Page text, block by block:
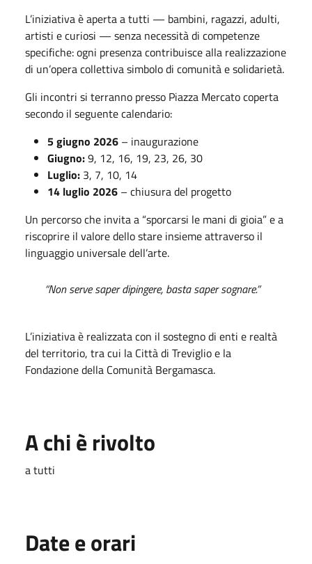
L’iniziativa è aperta a tutti — bambini, ragazzi, adulti,
artisti e curiosi — senza necessità di competenze
specifiche: ogni presenza contribuisce alla realizzazione
di un’opera collettiva simbolo di comunità e solidarietà.
Gli incontri si terranno presso Piazza Mercato coperta
secondo il seguente calendario:
5 giugno 2026 – inaugurazione
Giugno:9, 12, 16, 19, 23, 26, 30
Luglio: 3, 7, 10, 14
14 luglio 2026 – chiusura del progetto
Un percorso che invita a “sporcarsi le mani di gioia” e a
riscoprire il valore dello stare insieme attraverso il
linguaggio universale dell’arte.
“Non serve saper dipingere, basta saper sognare.”
L’iniziativa è realizzata con il sostegno di enti e realtà
del territorio, tra cui la Città di Treviglioe la
Fondazione della Comunità Bergamasca.
A chi è rivolto
a tutti
Date e orari